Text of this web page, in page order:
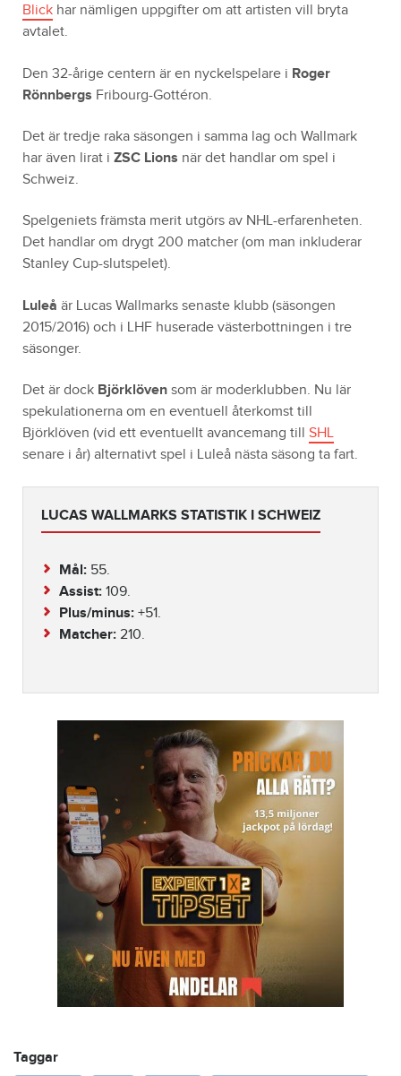
Blick har nämligen uppgifter om att artisten vill bryta
avtalet.
Den 32-årige centern är en nyckelspelare i Roger
Rönnbergs Fribourg-Gottéron.
Det är tredje raka säsongen i samma lag och Wallmark
har även lirat i ZSC Lions när det handlar om spel i
Schweiz.
Spelgeniets främsta merit utgörs av NHL-erfarenheten.
Det handlar om drygt 200 matcher (om man inkluderar
Stanley Cup-slutspelet).
Luleå är Lucas Wallmarks senaste klubb (säsongen
2015/2016) och i LHF huserade västerbottningen i tre
säsonger.
Det är dock Björklöven som är moderklubben. Nu lär
spekulationerna om en eventuell återkomst till
Björklöven (vid ett eventuellt avancemang till SHL
senare i år) alternativt spel i Luleå nästa säsong ta fart.
LUCAS WALLMARKS STATISTIK I SCHWEIZ
Mål: 55.
Assist: 109.
Plus/minus: +51.
Matcher: 210.
Taggar